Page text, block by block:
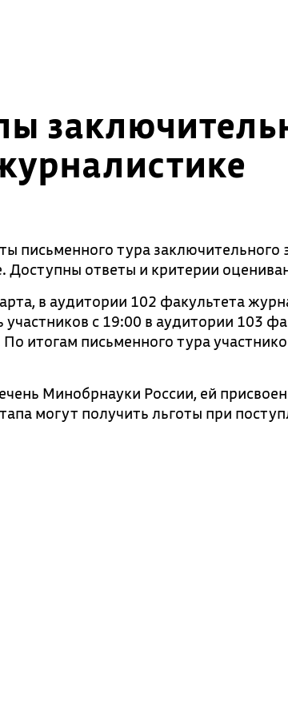
письменного тура заключительного
ответы и критерии
в аудитории 102 факультета
с 19:00 в аудитории 103
итогам письменного тура
Минобрнауки России, ей
могут получить льготы при